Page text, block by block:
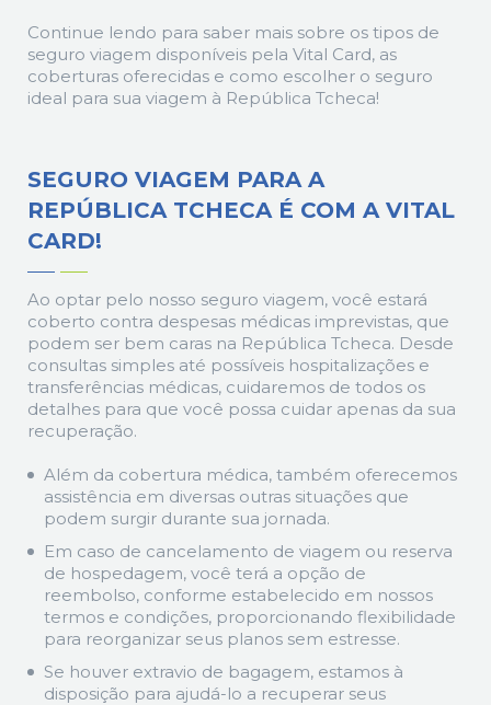
Continue lendo para saber mais sobre os tipos de
seguro viagem disponíveis pela Vital Card, as
coberturas oferecidas e como escolher o seguro
ideal para sua viagem à República Tcheca!
SEGURO VIAGEM PARA A
REPÚBLICA TCHECA É COM A VITAL
CARD!
Ao optar pelo nosso seguro viagem, você estará
coberto contra despesas médicas imprevistas, que
podem ser bem caras na República Tcheca. Desde
consultas simples até possíveis hospitalizações e
transferências médicas, cuidaremos de todos os
detalhes para que você possa cuidar apenas da sua
recuperação.
Além da cobertura médica, também oferecemos
assistência em diversas outras situações que
podem surgir durante sua jornada.
Em caso de cancelamento de viagem ou reserva
de hospedagem, você terá a opção de
reembolso, conforme estabelecido em nossos
termos e condições, proporcionando flexibilidade
para reorganizar seus planos sem estresse.
Se houver extravio de bagagem, estamos à
disposição para ajudá-lo a recuperar seus